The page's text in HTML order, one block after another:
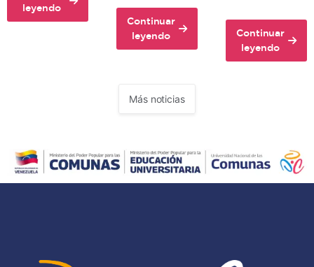
leyendo
about
Unacom
el
territorio
comunal
Continuar
leyendo
about
Unacom
de
y
formadoras
sobre
Continuar
leyendo
about
Científicos
aprendizaje
Más noticias